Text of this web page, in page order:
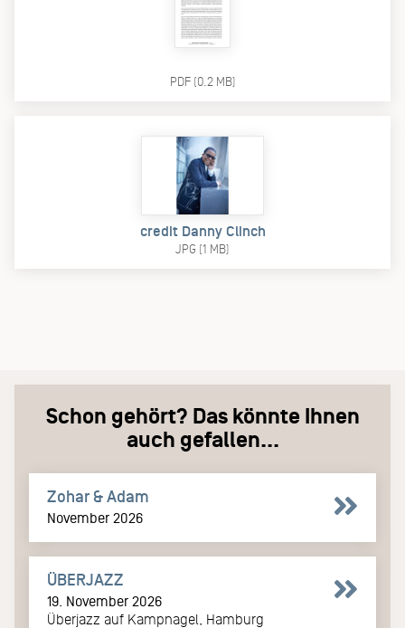
PDF (0.2 MB)
credit Danny Clinch
JPG (1 MB)
Schon gehört? Das könnte Ihnen
auch gefallen...
Zohar & Adam
November 2026
ÜBERJAZZ
19. November 2026
Überjazz auf Kampnagel, Hamburg